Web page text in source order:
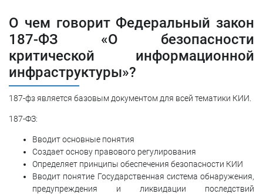
О чем говорит Федеральный закон
187-ФЗ «О безопасности
критической информационной
инфраструктуры»?
187-фз является базовым документом для всей тематики КИИ.
187-ФЗ:
Вводит основные понятия
Создает основу правового регулирования
Определяет принципы обеспечения безопасности КИИ
Вводит понятие Государственная система обнаружения,
предупреждения и ликвидации последствий